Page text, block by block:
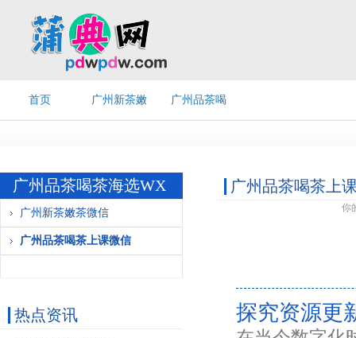
首页 广州新茶嫩 广州品茶喝
广州品茶喝茶海选WX
广州新茶嫩茶微信
广州品茶喝茶上课微信
热点资讯
广州品茶喝茶上
你
探究资源更